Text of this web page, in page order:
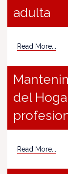
adulta
Read More...
del
Read More...